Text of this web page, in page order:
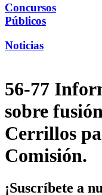
Concursos
Públicos
Noticias
56-77
sobre
Cerrillos
Comisión.
¡Suscríbete a